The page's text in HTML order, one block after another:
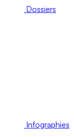
Dossiers
Infographies